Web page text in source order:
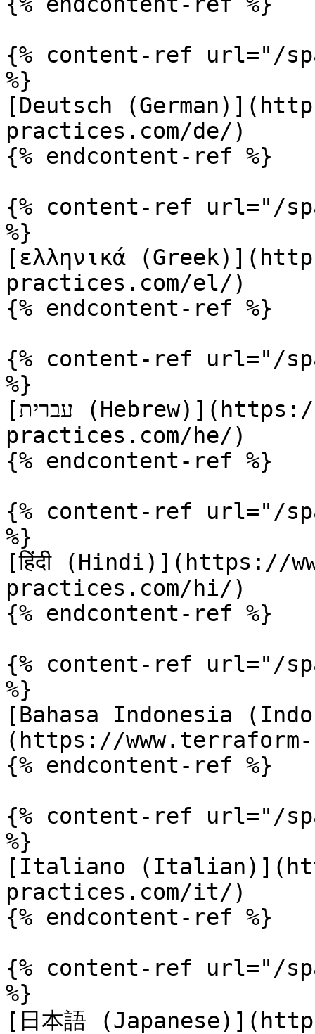
{% content-ref url="/
%}
[Deutsch
practices.com/de/)
{% endcontent-ref %}
{% content-ref url="/
%}
[ελληνικά
practices.com/el/)
{% endcontent-ref %}
{% content-ref url="/
%}
[עברית (Hebrew)](https://www.terraform-best-
practices.com/he/)
{% endcontent-ref %}
{% content-ref url="/
%}
[हिंदी (Hindi)](https://
practices.com/hi/)
{% endcontent-ref %}
{% content-ref url="/
%}
[Bahasa Indonesia
(https://
{% endcontent-ref %}
{% content-ref url="/
%}
[Italiano
practices.com/it/)
{% endcontent-ref %}
{% content-ref url="/
%}
[日本語